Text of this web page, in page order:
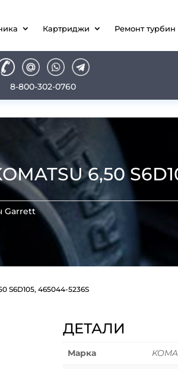
Картриджи Ремонт турбин
8-800-302-0760
6,50
Garrett
S6D105, 465044-5236S
ДЕТАЛИ
Марка